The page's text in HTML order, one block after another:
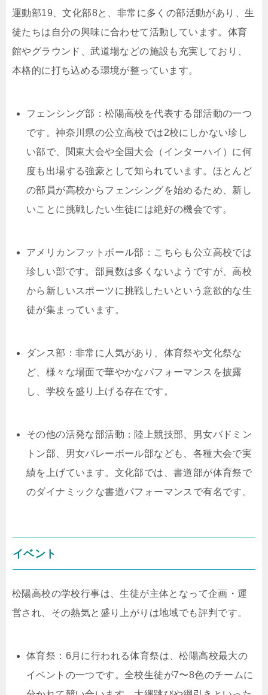
運動部19、文化部8と、非常に多くの部活動があり、生
徒たちは自分の興味に合わせて活動しています。体育
館やグラウンド、武道場などの施設も充実しており、
本格的に打ち込める環境が整っています。
フェンシング部：松陽高校を代表する部活動の一つ
です。神奈川県の公立高校では2校にしかない珍し
い部で、関東大会や全国大会（インターハイ）に何
度も出場する強豪として知られています。ほとんど
の部員が高校からフェンシングを始めるため、新し
いことに挑戦したい生徒には絶好の機会です。
アメリカンフットボール部：こちらも公立高校では
珍しい部です。部員数は多くないようですが、高校
から新しいスポーツに挑戦したいという意欲的な生
徒が集まっています。
ダンス部：非常に人気があり、体育祭や文化祭な
ど、様々な場面で華やかなパフォーマンスを披露
し、学校を盛り上げる存在です。
その他の活発な部活動：陸上競技部、男女バドミン
トン部、男女バレーボール部なども、各種大会で実
績を上げています。文化部では、書道部が体育祭で
のダイナミックな書道パフォーマンスで有名です。
イベント
松陽高校の学校行事は、生徒が主体となって企画・運
営され、その熱気と盛り上がりは地域でも評判です。
体育祭：6月に行われる体育祭は、松陽高校最大の
イベントの一つです。全校生徒が7〜8色のチームに